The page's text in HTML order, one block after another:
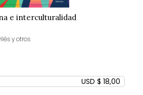
e interculturalidad
y otros
USD $ 18,00